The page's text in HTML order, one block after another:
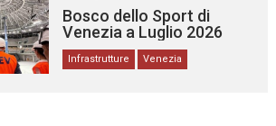
Bosco dello Sport di
Venezia a Luglio 2026
Infrastrutture Venezia